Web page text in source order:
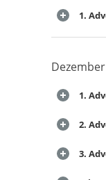
1.
Dezember
1.
2.
3.